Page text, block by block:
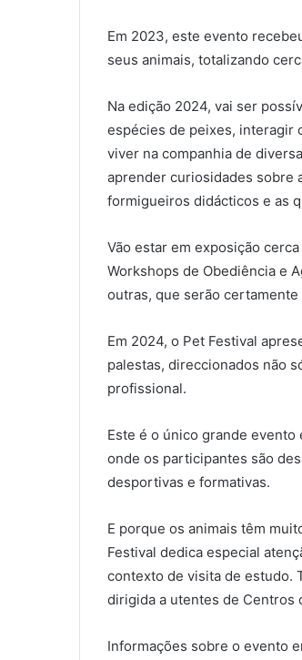
Em 2023, este evento
seus animais, totalizando
Na edição 2024, vai ser
espécies de peixes, interagir
viver na companhia de
aprender curiosidades sobre
formigueiros didácticos e as
Vão estar em exposição
Workshops de Obediência e
outras, que serão
Em 2024, o Pet Festival
palestas, direccionados não
profissional.
Este é o único grande
onde os participantes são
desportivas e formativas.
E porque os animais têm
Festival dedica especial
contexto de visita de estudo.
dirigida a utentes de Centros
Informações sobre o evento